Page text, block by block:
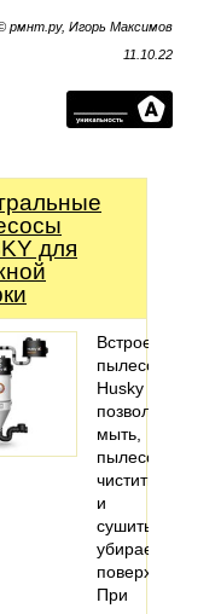
рмнт.ру, Игорь Максимов
11.10.22
для
Встроенные
пылесосы
Husky
позволяют
мыть,
пылесосить,
чистить
и
сушить
убираемые
поверхности.
При